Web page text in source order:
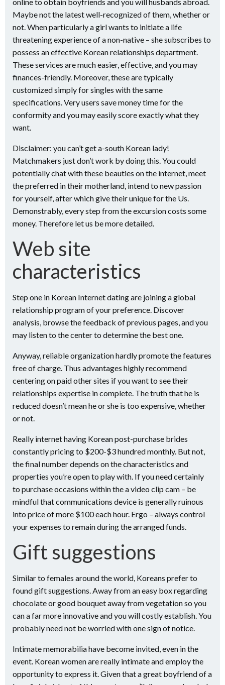
Maybe not the latest well-recognized of them, whether or
not. When particularly a girl wants to initiate a life
threatening experience of a non-native – she subscribes to
possess an effective Korean relationships department.
These services are much easier, effective, and you may
finances-friendly. Moreover, these are typically
customized simply for singles with the same
specifications. Very users save money time for the
conformity and you may easily score exactly what they
want.
Disclaimer: you can’t get a-south Korean lady!
Matchmakers just don’t work by doing this. You could
potentially chat with these beauties on the internet, meet
the preferred in their motherland, intend to new passion
for yourself, after which give their unique for the Us.
Demonstrably, every step from the excursion costs some
money. Therefore let us be more detailed.
Web site
characteristics
Step one in Korean Internet dating are joining a global
relationship program of your preference. Discover
analysis, browse the feedback of previous pages, and you
may listen to the center to determine the best one.
Anyway, reliable organization hardly promote the features
free of charge. Thus advantages highly recommend
centering on paid other sites if you want to see their
relationships expertise in complete. The truth that he is
reduced doesn’t mean he or she is too expensive, whether
or not.
Really internet having Korean post-purchase brides
constantly pricing to $200-$3 hundred monthly. But not,
the final number depends on the characteristics and
properties you’re open to play with. If you need certainly
to purchase occasions within the a video clip cam – be
mindful that communications device is generally ruinous
into price of more $100 each hour. Ergo – always control
your expenses to remain during the arranged funds.
Gift suggestions
Similar to females around the world, Koreans prefer to
found gift suggestions. Away from an easy box regarding
chocolate or good bouquet away from vegetation so you
can a far more innovative and you will costly establish. You
probably need not be worried with one sign of notice.
Intimate memorabilia have become invited, even in the
event. Korean women are really intimate and employ the
opportunity to express it. Given that a great boyfriend of a